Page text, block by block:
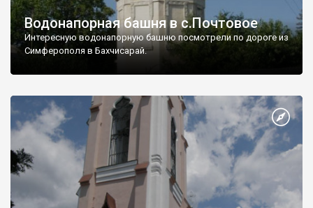
Водонапорная башня в с.Почтовое
Интересную водонапорную башню посмотрели по дороге из
Симферополя в Бахчисарай.